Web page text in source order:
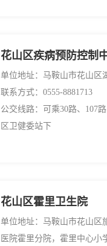
花山区疾病预防控制
单位地址：马鞍山市花山区
联系方式：0555-8881713
公交线路：可乘30路、107
区卫健委站下
花山区霍里卫生院
单位地址：马鞍山市花山区
医院霍里分院，霍里中心小